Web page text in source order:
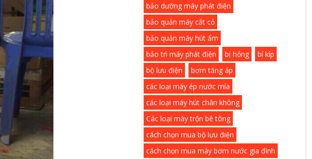
bảo dưỡng máy phát điện
bảo quản máy cắt cỏ
bảo quản máy hút ẩm
bảo trì máy phát điện
bị hỏng
bí kíp
bộ lưu điện
bơm tăng áp
các loại máy ép nước mía
các loại máy hút chân không
Các loại máy trộn bê tông
cách chọn mua bộ lưu điện
cách chọn mua máy bơm nước gia đình